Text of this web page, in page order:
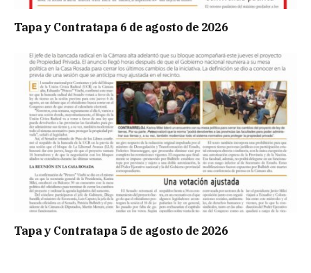
Tapa y Contratapa 6 de agosto de 2026
Tapa y Contratapa 5 de agosto de 2026